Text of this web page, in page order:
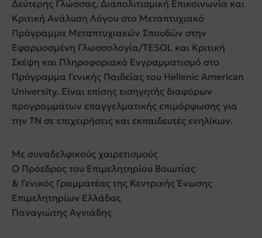
Δεύτερης Γλώσσας, Διαπολιτισμική Επικοινωνία και
Κριτική Ανάλυση Λόγου στο Μεταπτυχιακό
Πρόγραμμα Μεταπτυχιακών Σπουδών στην
Εφαρμοσμένη Γλωσσολογία/TESOL και Κριτική
Σκέψη και Πληροφοριακό Ενγραμματισμό στο
Πρόγραμμα Γενικής Παιδείας του Hellenic American
University. Είναι επίσης εισηγητής διαφόρων
προγραμμάτων επαγγελματικής επιμόρφωσης για
την ΤΝ σε επιχειρήσεις και εκπαιδευτές ενηλίκων.
Με συναδελφικούς χαιρετισμούς
Ο Πρόεδρος του Επιμελητηρίου Βοιωτίας
& Γενικός Γραμματέας της Κεντρικής Ένωσης
Επιμελητηρίων Ελλάδας
Παναγιώτης Αγνιάδης